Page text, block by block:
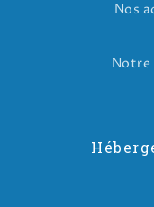
Nos
Notre